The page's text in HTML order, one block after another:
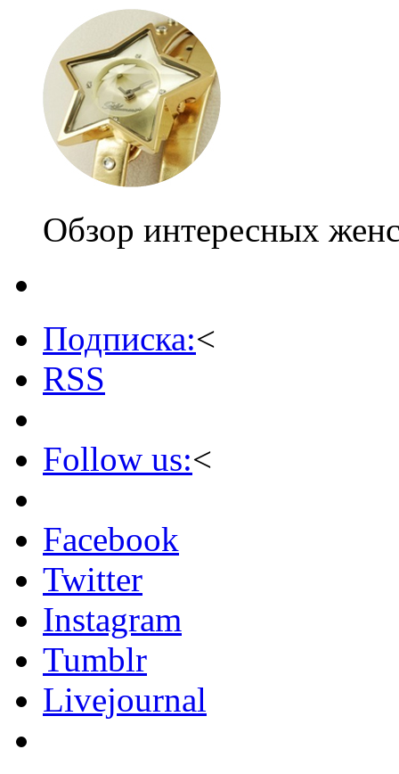
Обзор интересных
Подписка:<
RSS
Follow us:<
Facebook
Twitter
Instagram
Tumblr
Livejournal